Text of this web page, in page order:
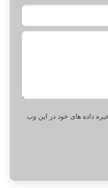
داده های خود در این وب